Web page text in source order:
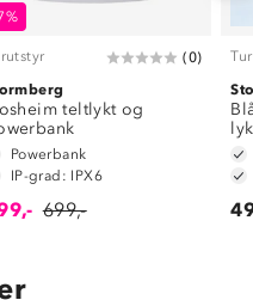
(0)
teltlykt og
Powerbank
IP-grad: IPX6
699,-